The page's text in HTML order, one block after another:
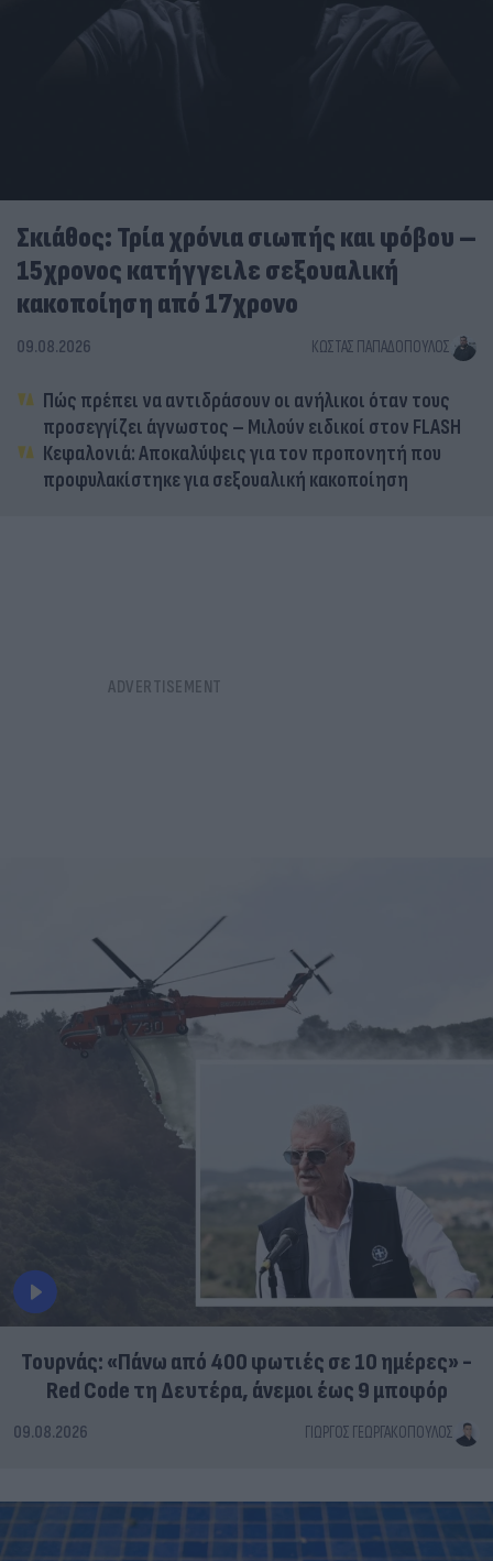
Σκιάθος: Τρία χρόνια σιωπής και φόβου –
15χρονος κατήγγειλε σεξουαλική
κακοποίηση από 17χρονο
09.08.2026 ΚΏΣΤΑΣ ΠΑΠΑΔΌΠΟΥΛΟΣ
Πώς πρέπει να αντιδράσουν οι ανήλικοι όταν τους
προσεγγίζει άγνωστος – Μιλούν ειδικοί στον FLASH
Κεφαλονιά: Αποκαλύψεις για τον προπονητή που
προφυλακίστηκε για σεξουαλική κακοποίηση
Τουρνάς: «Πάνω από 400 φωτιές σε 10 ημέρες» -
Red Code τη Δευτέρα, άνεμοι έως 9 μποφόρ
09.08.2026 ΓΙΏΡΓΟΣ ΓΕΩΡΓΑΚΌΠΟΥΛΟΣ